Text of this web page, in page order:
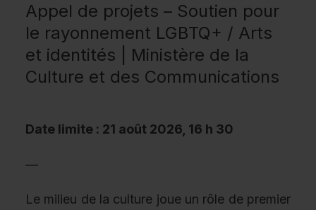
Appel de projets – Soutien pour
le rayonnement LGBTQ+ / Arts
et identités | Ministère de la
Culture et des Communications
Date limite : 21 août 2026, 16 h 30
—
Le milieu de la culture joue un rôle de premier